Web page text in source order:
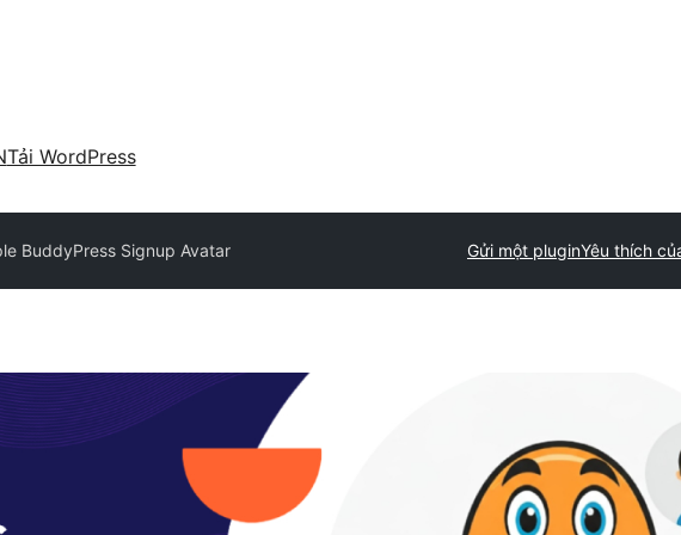
Tải WordPress
BuddyPress Signup Avatar Gửi một pluginYêu thích